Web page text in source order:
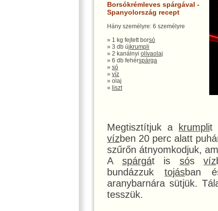
Borsókrémleves spárgával -
Spanyolország recept
Hány személyre: 6 személyre
» 1 kg fejtett borsó
» 3 db új krumpli
» 2 kanálnyi olívaolaj
» 6 db fehérspárga
» só
» víz
» olaj
» liszt
Megtisztítjuk a krumplit
vízben 20 perc alatt
szűrőn átnyomkodjuk,
A spárgát is sósvíz
bundázzuk tojásban
aranybarnára sütjük.
tesszük.